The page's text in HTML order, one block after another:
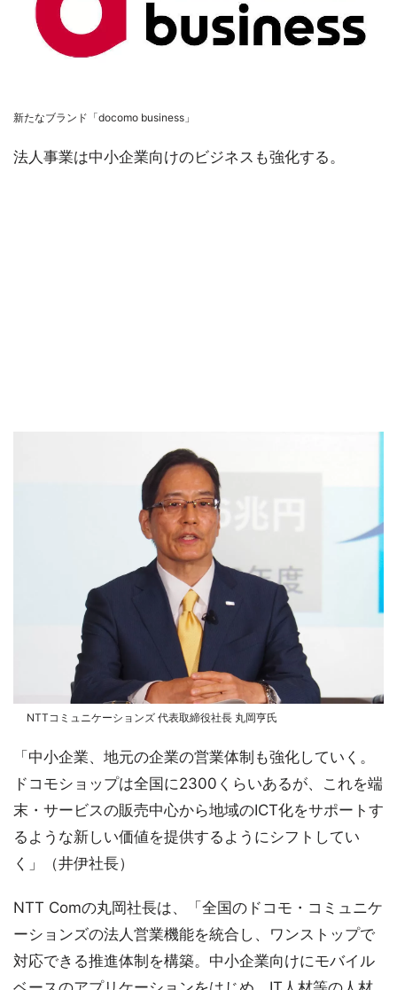
新たなブランド「docomo business」
法人事業は中小企業向けのビジネスも強化する。
NTTコミュニケーションズ 代表取締役社長 丸岡亨氏
「中小企業、地元の企業の営業体制も強化していく。
ドコモショップは全国に2300くらいあるが、これを端
末・サービスの販売中心から地域のICT化をサポートす
るような新しい価値を提供するようにシフトしてい
く」（井伊社長）
NTT Comの丸岡社長は、「全国のドコモ・コミュニケ
ーションズの法人営業機能を統合し、ワンストップで
対応できる推進体制を構築。中小企業向けにモバイル